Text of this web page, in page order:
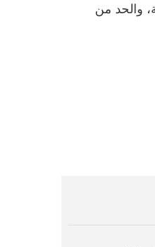
والحد من